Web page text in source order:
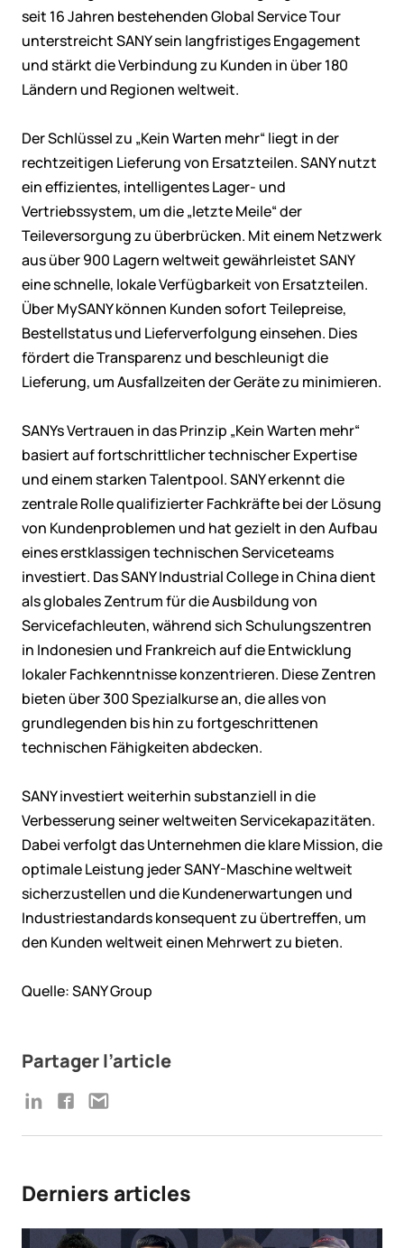
seit 16 Jahren bestehenden Global Service Tour
unterstreicht SANY sein langfristiges Engagement
und stärkt die Verbindung zu Kunden in über 180
Ländern und Regionen weltweit.
Der Schlüssel zu „Kein Warten mehr“ liegt in der
rechtzeitigen Lieferung von Ersatzteilen. SANY nutzt
ein effizientes, intelligentes Lager- und
Vertriebssystem, um die „letzte Meile“ der
Teileversorgung zu überbrücken. Mit einem Netzwerk
aus über 900 Lagern weltweit gewährleistet SANY
eine schnelle, lokale Verfügbarkeit von Ersatzteilen.
Über MySANY können Kunden sofort Teilepreise,
Bestellstatus und Lieferverfolgung einsehen. Dies
fördert die Transparenz und beschleunigt die
Lieferung, um Ausfallzeiten der Geräte zu minimieren.
SANYs Vertrauen in das Prinzip „Kein Warten mehr“
basiert auf fortschrittlicher technischer Expertise
und einem starken Talentpool. SANY erkennt die
zentrale Rolle qualifizierter Fachkräfte bei der Lösung
von Kundenproblemen und hat gezielt in den Aufbau
eines erstklassigen technischen Serviceteams
investiert. Das SANY Industrial College in China dient
als globales Zentrum für die Ausbildung von
Servicefachleuten, während sich Schulungszentren
in Indonesien und Frankreich auf die Entwicklung
lokaler Fachkenntnisse konzentrieren. Diese Zentren
bieten über 300 Spezialkurse an, die alles von
grundlegenden bis hin zu fortgeschrittenen
technischen Fähigkeiten abdecken.
SANY investiert weiterhin substanziell in die
Verbesserung seiner weltweiten Servicekapazitäten.
Dabei verfolgt das Unternehmen die klare Mission, die
optimale Leistung jeder SANY-Maschine weltweit
sicherzustellen und die Kundenerwartungen und
Industriestandards konsequent zu übertreffen, um
den Kunden weltweit einen Mehrwert zu bieten.
Quelle: SANY Group
Partager l’article
Derniers articles